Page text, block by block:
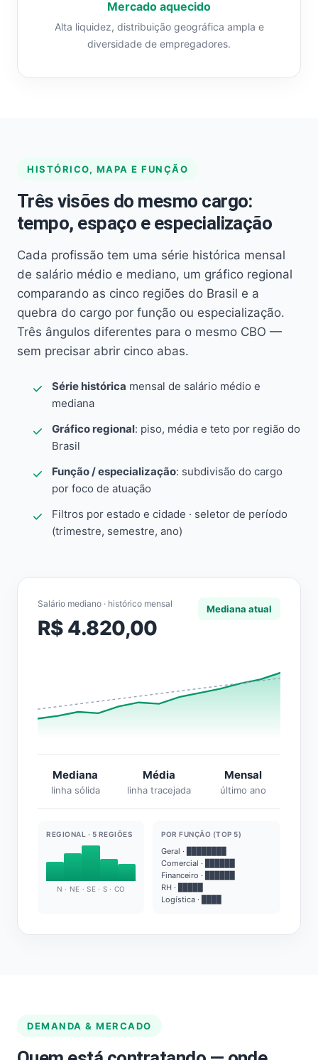
Mercado aquecido
Alta liquidez, distribuição geográfica ampla e
diversidade de empregadores.
HISTÓRICO, MAPA E FUNÇÃO
Três visões do mesmo cargo:
tempo, espaço e especialização
Cada profissão tem uma série histórica mensal
de salário médio e mediano, um gráfico regional
comparando as cinco regiões do Brasil e a
quebra do cargo por função ou especialização.
Três ângulos diferentes para o mesmo CBO —
sem precisar abrir cinco abas.
Série histórica mensal de salário médio e
mediana
Gráfico regional: piso, média e teto por região do
Brasil
Função / especialização: subdivisão do cargo
por foco de atuação
Filtros por estado e cidade · seletor de período
(trimestre, semestre, ano)
Salário mediano · histórico mensal
R$ 4.820,00
Mediana atual
Mediana
linha sólida
Média
linha tracejada
Mensal
último ano
REGIONAL · 5 REGIÕES
N · NE · SE · S · CO
POR FUNÇÃO (TOP 5)
Geral · ████████
Comercial · ██████
Financeiro · ██████
RH · █████
Logística · ████
DEMANDA & MERCADO